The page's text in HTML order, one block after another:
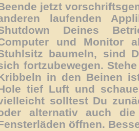
jetzt
laufenden
Deines
und Monitor
baumeln, sind
fortzubewegen.
in den Beinen
tief Luft und
solltest Du
alternativ auch
öffnen.